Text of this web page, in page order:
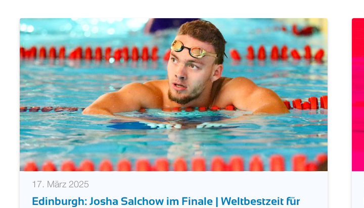
17. März 2025
Edinburgh: Josha Salchow im Finale | Weltbestzeit für